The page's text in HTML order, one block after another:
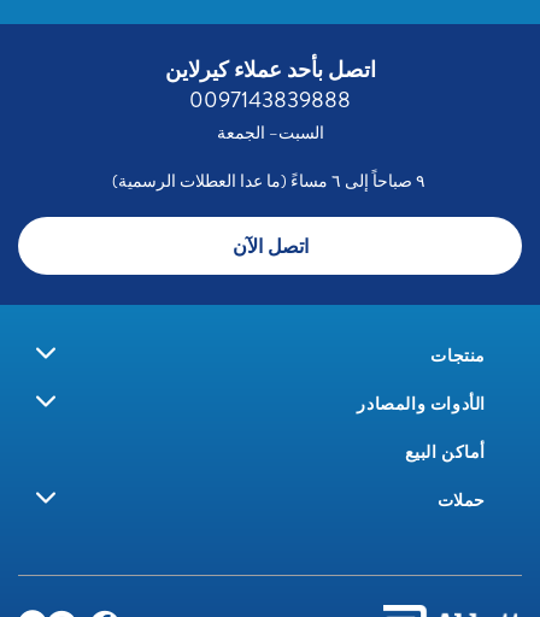
اتصل بأحد عملاء كيرلاين
0097143839888
السبت– الجمعة
اتصل الآن
منتجات
الأدوات والمصادر
أماكن البيع
حملات